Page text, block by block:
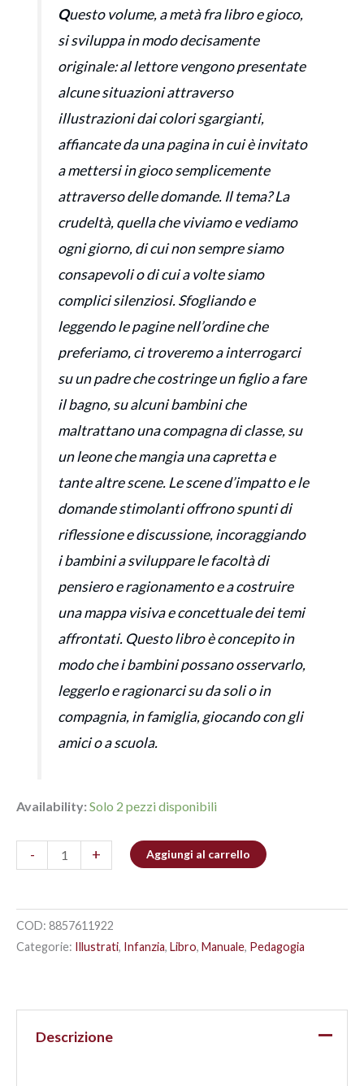
Questo volume, a metà fra libro e gioco,
si sviluppa in modo decisamente
originale: al lettore vengono presentate
alcune situazioni attraverso
illustrazioni dai colori sgargianti,
affiancate da una pagina in cui è invitato
a mettersi in gioco semplicemente
attraverso delle domande. Il tema? La
crudeltà, quella che viviamo e vediamo
ogni giorno, di cui non sempre siamo
consapevoli o di cui a volte siamo
complici silenziosi. Sfogliando e
leggendo le pagine nell’ordine che
preferiamo, ci troveremo a interrogarci
su un padre che costringe un figlio a fare
il bagno, su alcuni bambini che
maltrattano una compagna di classe, su
un leone che mangia una capretta e
tante altre scene. Le scene d’impatto e le
domande stimolanti offrono spunti di
riflessione e discussione, incoraggiando
i bambini a sviluppare le facoltà di
pensiero e ragionamento e a costruire
una mappa visiva e concettuale dei temi
affrontati. Questo libro è concepito in
modo che i bambini possano osservarlo,
leggerlo e ragionarci su da soli o in
compagnia, in famiglia, giocando con gli
amici o a scuola.
Availability: Solo 2 pezzi disponibili
- + Aggiungi al carrello
COD: 8857611922
Categorie: Illustrati, Infanzia, Libro, Manuale, Pedagogia
Descrizione